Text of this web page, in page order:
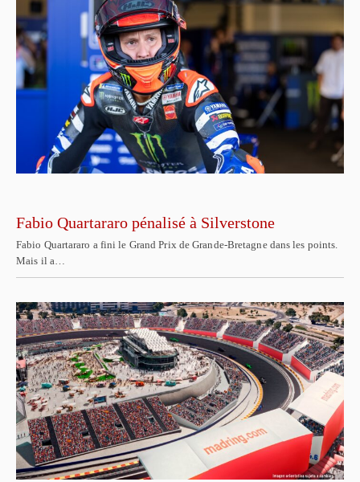
Fabio Quartararo pénalisé à Silverstone
Fabio Quartararo a fini le Grand Prix de Grande-Bretagne dans les points.
Mais il a…